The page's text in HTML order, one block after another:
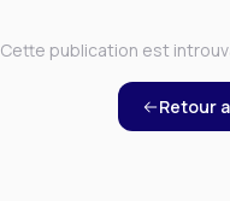
Cette publication est
Retour